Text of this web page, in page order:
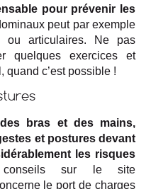
pour prévenir les
peut par exemple
ou articulaires. Ne pas
quelques exercices et
quand c’est possible !
bras et des mains,
et postures devant
les risques
sur le site
le port de charges